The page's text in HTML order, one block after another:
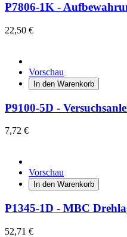
P7806-1K -
22,50 €
Vorschau
In den Warenkorb
P9100-5D -
7,72 €
Vorschau
In den Warenkorb
P1345-1D - MBC
52,71 €